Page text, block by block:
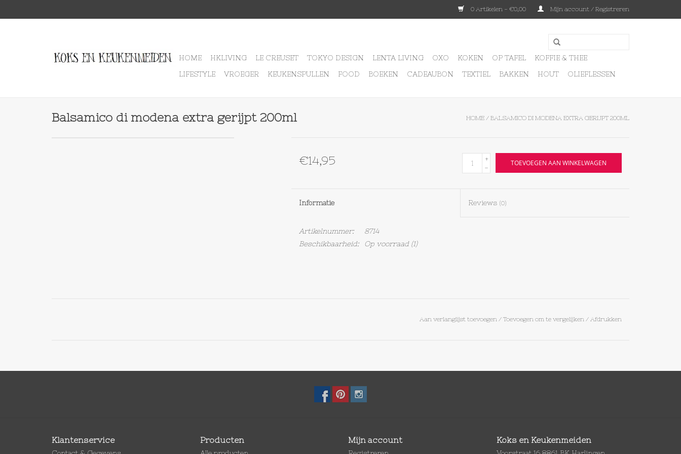
0 Artikelen - €0,00 Mijn account / Registreren
HOME HKLIVING LE CREUSET TOKYO DESIGN LENTA LIVING OXO KOKEN OP TAFEL
KOFFIE & THEE
LIFESTYLE
VROEGER KEUKENSPULLEN FOOD BOEKEN CADEAUBON TEXTIEL BAKKEN HOUT OLIEFLESSEN
Balsamico di modena extra gerijpt 200ml HOME / BALSAMICO DI MODENA EXTRA GERIJPT 200ML
€14,95
+
-
TOEVOEGEN AAN WINKELWAGEN
Informatie Reviews (0)
Artikelnummer:
8714
Beschikbaarheid:
Op voorraad(1)
Aan verlanglijst toevoegen/ Toevoegen om te vergelijken / Afdrukken
Klantenservice Producten Mijn account Koks en Keukenmeiden